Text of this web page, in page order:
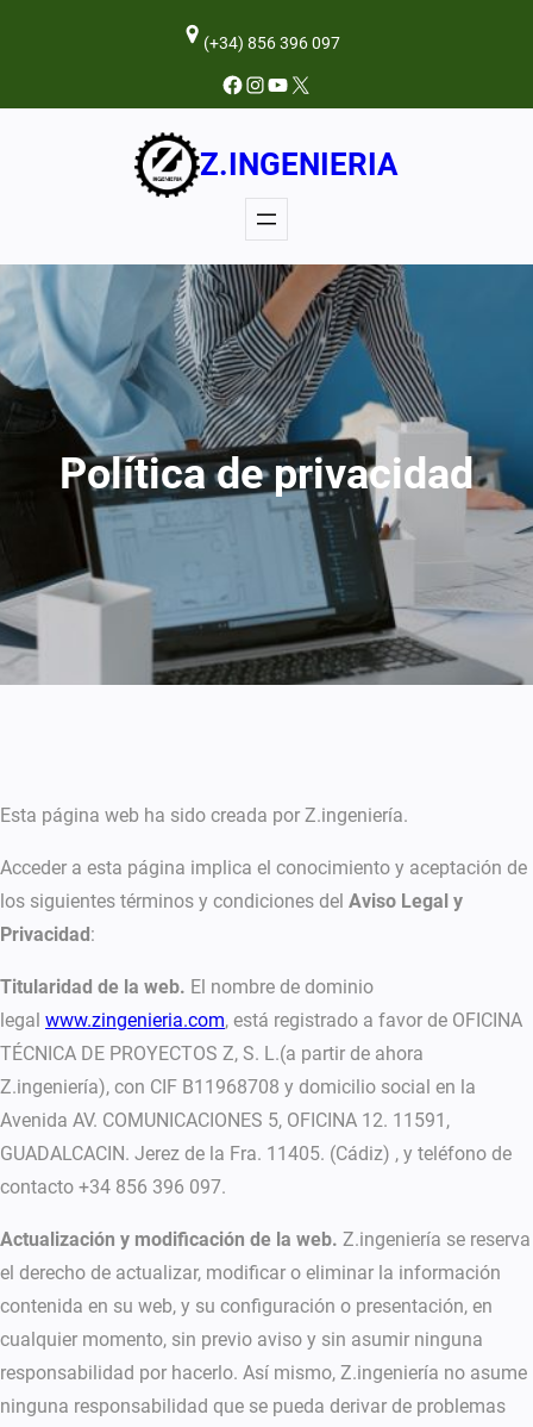
(+34) 856 396 097
Facebook
Instagram
YouTube
X
Z.INGENIERIA
Política de privacidad
Esta página web ha sido creada por Z.ingeniería.
Acceder a esta página implica el conocimiento y aceptación de
los siguientes términos y condiciones del Aviso Legal y
Privacidad :
Titularidad de la web. El nombre de dominio
legal www.zingenieria.com, está registrado a favor de OFICINA
TÉCNICA DE PROYECTOS Z, S. L.(a partir de ahora
Z.ingeniería), con CIF B11968708 y domicilio social en la
Avenida AV. COMUNICACIONES 5, OFICINA 12. 11591,
GUADALCACIN. Jerez de la Fra. 11405. (Cádiz) , y teléfono de
contacto +34 856 396 097.
Actualización y modificación de la web. Z.ingeniería se reserva
el derecho de actualizar, modificar o eliminar la información
contenida en su web, y su configuración o presentación, en
cualquier momento, sin previo aviso y sin asumir ninguna
responsabilidad por hacerlo. Así mismo, Z.ingeniería no asume
ninguna responsabilidad que se pueda derivar de problemas